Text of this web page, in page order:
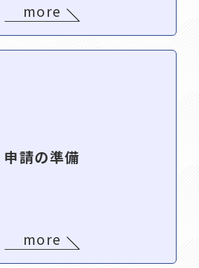
more
申請の準備
more